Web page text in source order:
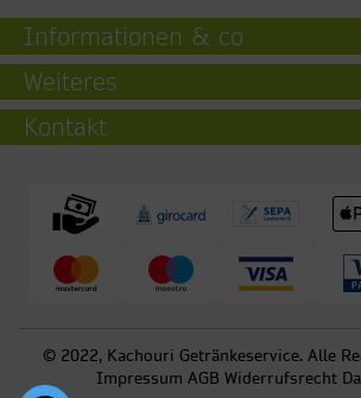
Informationen & co
Weiteres
Kontakt
© 2022, Kachouri Getränkeservice. Alle
Impressum AGB Widerrufsrecht